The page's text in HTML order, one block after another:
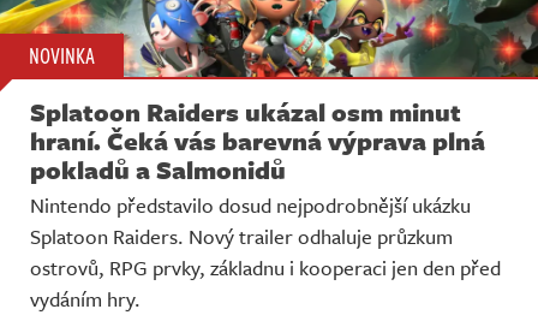
NOVINKA
Splatoon Raiders ukázal osm minut
hraní. Čeká vás barevná výprava plná
pokladů a Salmonidů
Nintendo představilo dosud nejpodrobnější ukázku
Splatoon Raiders. Nový trailer odhaluje průzkum
ostrovů, RPG prvky, základnu i kooperaci jen den před
vydáním hry.